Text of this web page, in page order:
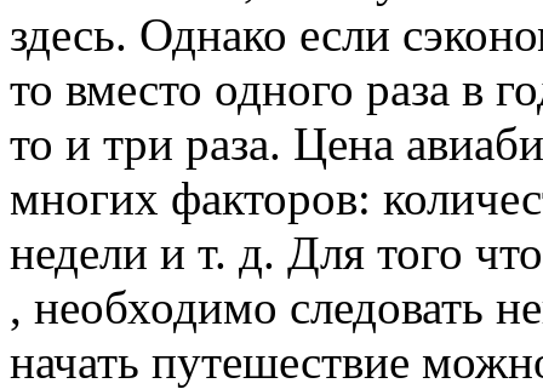
здесь. Однако если
то вместо одного раза в
то и три раза. Цена
многих факторов:
недели и т. д. Для того
, необходимо следовать
начать путешествие